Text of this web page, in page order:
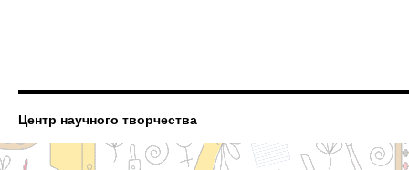
Центр научного творчества